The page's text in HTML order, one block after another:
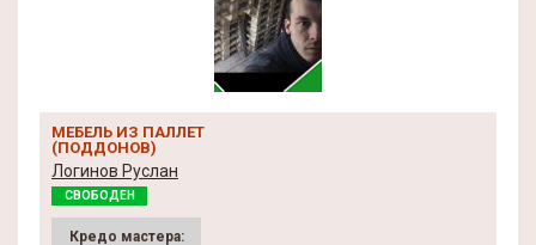
МЕБЕЛЬ ИЗ ПАЛЛЕТ
(ПОДДОНОВ)
Логинов Руслан
СВОБОДЕН
Кредо мастера: